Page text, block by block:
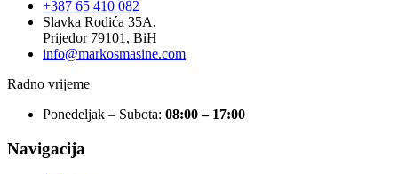
+387 65 410 082
Slavka Rodića 35A,
Prijedor 79101, BiH
info@markosmasine.com
Radno vrijeme
Ponedeljak – Subota: 08:00 – 17:00
Navigacija